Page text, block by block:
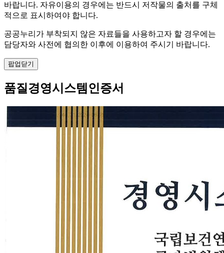
바랍니다. 자유이용의 경우에는 반드시 저작물의 출처를 구체
적으로 표시하여야 합니다.
공공누리가 부착되지 않은 자료들을 사용하고자 할 경우에는
담당자와 사전에 협의한 이후에 이용하여 주시기 바랍니다.
팝업닫기
품질경영시스템인증서